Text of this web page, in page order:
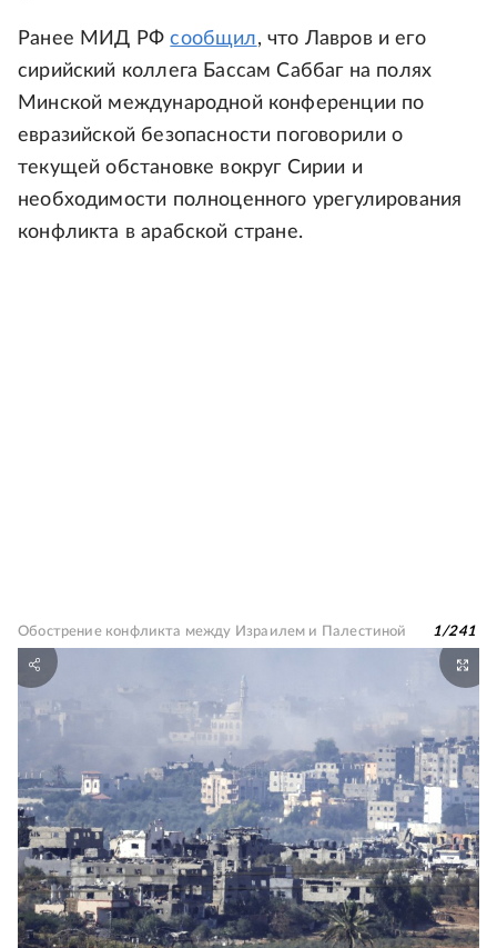
Ранее МИД РФсообщил, что Лавров и его
сирийский коллега Бассам Саббаг на полях
Минской международной конференции по
евразийской безопасности поговорили о
текущей обстановке вокруг Сирии и
необходимости полноценного урегулирования
конфликта в арабской стране.
Обострение конфликта между Израилем и Палестиной 1/241